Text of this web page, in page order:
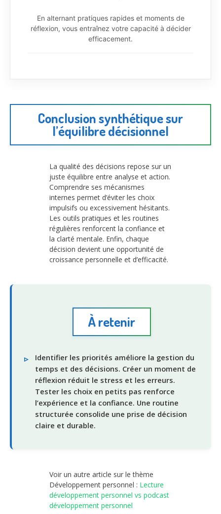
En alternant pratiques rapides et moments de
réflexion, vous entraînez votre capacité à décider
efficacement.
Conclusion synthétique sur
l’équilibre décisionnel
La qualité des décisions repose sur un
juste équilibre entre analyse et action.
Comprendre ses mécanismes
internes permet d’éviter les choix
impulsifs ou excessivement hésitants.
Les outils pratiques et les routines
régulières renforcent la confiance et
la clarté mentale. Enfin, chaque
décision devient une opportunité de
croissance personnelle et d’efficacité.
À retenir
Identifier les priorités améliore la gestion du
temps et des décisions. Créer un moment de
réflexion réduit le stress et les erreurs.
Tester les choix en petits pas renforce
l’expérience et la confiance. Une routine
structurée consolide une prise de décision
claire et durable.
Voir un autre article sur le thème
Développement personnel : Lecture
développement personnel vs podcast
développement personnel